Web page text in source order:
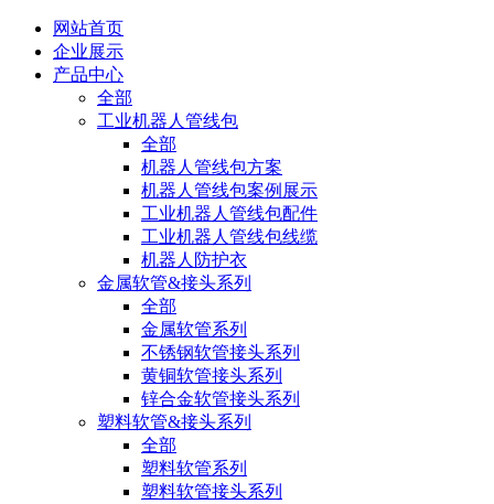
网站首页
企业展示
产品中心
全部
工业机器人管线包
全部
机器人管线包方案
机器人管线包案例展示
工业机器人管线包配件
工业机器人管线包线缆
机器人防护衣
金属软管&接头系列
全部
金属软管系列
不锈钢软管接头系列
黄铜软管接头系列
锌合金软管接头系列
塑料软管&接头系列
全部
塑料软管系列
塑料软管接头系列